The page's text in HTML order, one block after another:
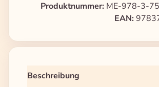
Produktnummer: ME-978-3-
EAN:
Beschreibung